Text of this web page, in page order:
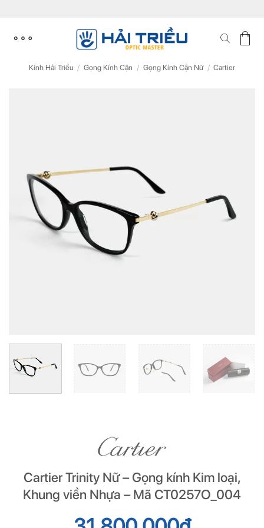
content
Kính Hải Triều / Gọng Kính Cận / Gọng Kính Cận Nữ / Cartier
Cartier Trinity Nữ – Gọng kính Kim loại,
Khung viền Nhựa – Mã CT0257O_004